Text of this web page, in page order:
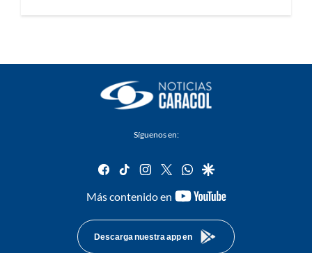
Síguenos en:
facebook
tiktok instagram
twitterwhatsapp
google
Más contenido en
youtube-
Descarga nuestra app en